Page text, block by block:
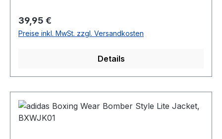
(recycled Polyester - für nachhaltige
Verwendung von Ressourcen bei
Sportbekleidung!), 10 % Polyurethan (PU)Mesh:
nachhaltige Verwendung von Ressourcen bei
Sportbekleidung!) Farbe: Schwarz/weiß
handelt, sollten Frauen eine Konfektionsgröße
kleiner wählen.
Regulärer Preis:
39,95 €
Preise inkl. MwSt. zzgl. Versandkosten
Details